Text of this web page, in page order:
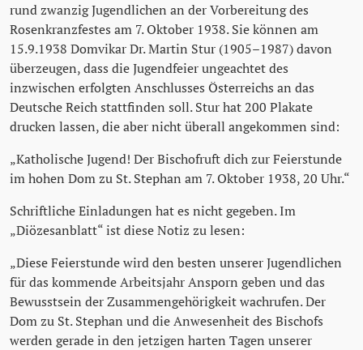
rund zwanzig Jugendlichen an der Vorbereitung des
Rosenkranzfestes am 7. Oktober 1938. Sie können am
15.9.1938 Domvikar Dr. Martin Stur (1905–1987) davon
überzeugen, dass die Jugendfeier ungeachtet des
inzwischen erfolgten Anschlusses Österreichs an das
Deutsche Reich stattfinden soll. Stur hat 200 Plakate
drucken lassen, die aber nicht überall angekommen sind:
„Katholische Jugend! Der Bischofruft dich zur Feierstunde
im hohen Dom zu St. Stephan am 7. Oktober 1938, 20 Uhr.“
Schriftliche Einladungen hat es nicht gegeben. Im
„Diözesanblatt“ ist diese Notiz zu lesen:
„Diese Feierstunde wird den besten unserer Jugendlichen
für das kommende Arbeitsjahr Ansporn geben und das
Bewusstsein der Zusammengehörigkeit wachrufen. Der
Dom zu St. Stephan und die Anwesenheit des Bischofs
werden gerade in den jetzigen harten Tagen unserer